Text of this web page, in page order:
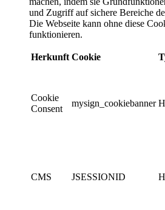
und Zugriff auf sichere Bereiche
Die Webseite kann ohne diese
funktionieren.
Herkunft Cookie
Cookie
Consent
mysign_cookiebanner
CMS JSESSIONID